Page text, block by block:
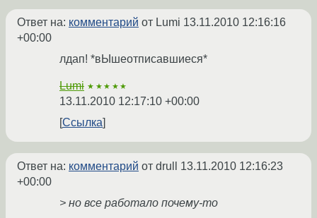
Ответ на: комментарий от Lumi 13.11.2010 12:16:16
+00:00
лдап! *вЫшеотписавшиеся*
Lumi ★★★★★
13.11.2010 12:17:10 +00:00
Ссылка
Ответ на: комментарий от drull 13.11.2010 12:16:23
+00:00
> но все работало почему-то